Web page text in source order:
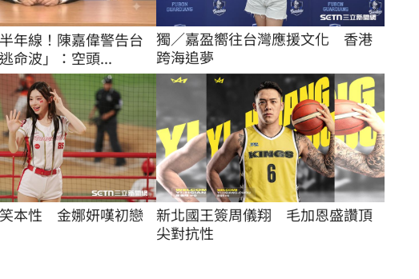
年線！陳嘉偉警告台
命波」：空頭...
獨／嘉盈嚮往台灣應援文化　香港
跨海追夢
本性　金娜妍嘆初戀
新北國王簽周儀翔　毛加恩盛讚頂
尖對抗性